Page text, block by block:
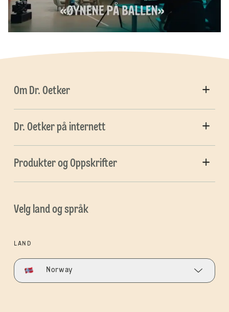
Om Dr. Oetker
Dr. Oetker på internett
Produkter og Oppskrifter
Velg land og språk
LAND
Norway